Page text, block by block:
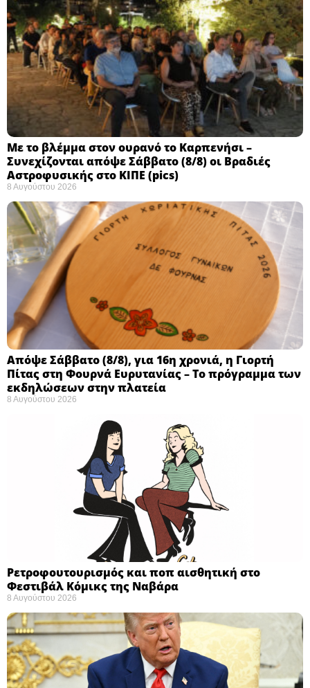
Με το βλέμμα στον ουρανό το Καρπενήσι –
Συνεχίζονται απόψε Σάββατο (8/8) οι Βραδιές
Αστροφυσικής στο ΚΙΠΕ (pics)
8 Αυγούστου 2026
Απόψε Σάββατο (8/8), για 16η χρονιά, η Γιορτή
Πίτας στη Φουρνά Ευρυτανίας – Το πρόγραμμα των
εκδηλώσεων στην πλατεία
8 Αυγούστου 2026
Ρετροφουτουρισμός και ποπ αισθητική στο
Φεστιβάλ Κόμικς της Ναβάρα ​
8 Αυγούστου 2026